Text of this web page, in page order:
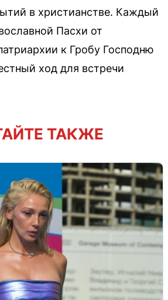
в христианстве. Каждый
Пасхи от
к Гробу Господню
ход для встречи
ТАКЖЕ